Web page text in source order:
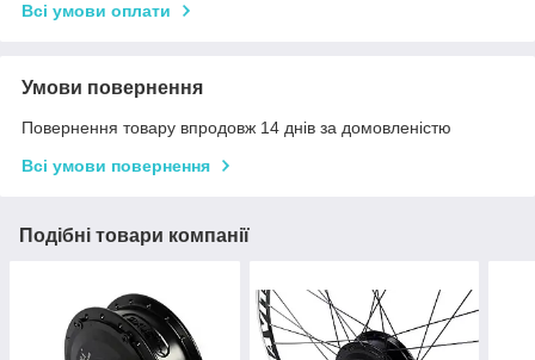
Всі умови оплати
Умови повернення
Повернення товару впродовж 14 днів за домовленістю
Всі умови повернення
Подібні товари компанії